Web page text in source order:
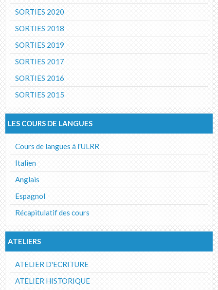
SORTIES 2020
SORTIES 2018
SORTIES 2019
SORTIES 2017
SORTIES 2016
SORTIES 2015
LES COURS DE LANGUES
Cours de langues à l'ULRR
Italien
Anglais
Espagnol
Récapitulatif des cours
ATELIERS
ATELIER D'ECRITURE
ATELIER HISTORIQUE